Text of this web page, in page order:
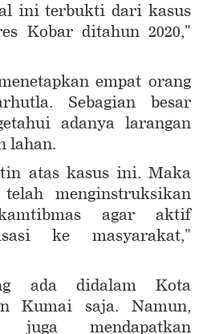
ini terbukti dari kasus
Kobar ditahun 2020,"
empat orang
Sebagian besar
adanya larangan
lahan.
atas kasus ini. Maka
menginstruksikan
agar aktif
ke masyarakat,"
ada didalam Kota
Kumai saja. Namun,
juga mendapatkan